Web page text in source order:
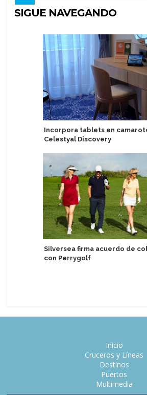
SIGUE NAVEGANDO
Incorpora tablets en
Celestyal Discovery
Silversea firma acuerdo de
con Perrygolf
Inicio
Cruceros y Líneas
Destinos
Puertos
Multimedia